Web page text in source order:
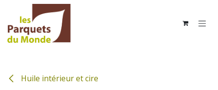
Se rendre au contenu
Huile intérieur et cire